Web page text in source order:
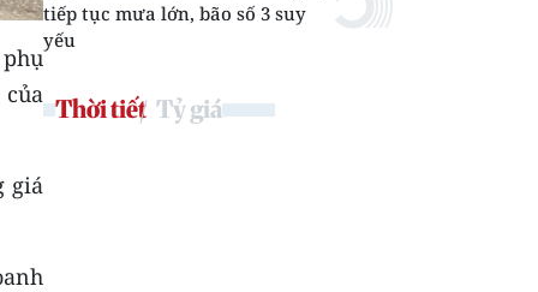
giá
tiếp tục mưa lớn, bão số 3 suy
yếu
Thời tiết Tỷ giá